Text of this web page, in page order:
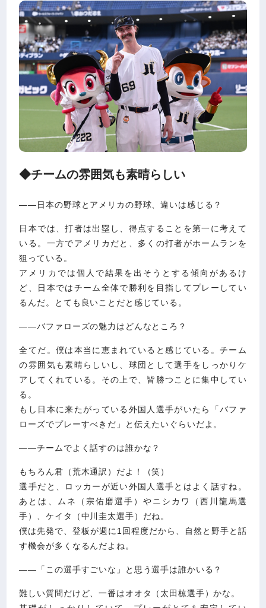
◆チームの雰囲気も素晴らしい
――日本の野球とアメリカの野球、違いは感じる？
日本では、打者は出塁し、得点することを第一に考えて
いる。一方でアメリカだと、多くの打者がホームランを
狙っている。
アメリカでは個人で結果を出そうとする傾向があるけ
ど、日本ではチーム全体で勝利を目指してプレーしてい
るんだ。とても良いことだと感じている。
――バファローズの魅力はどんなところ？
全てだ。僕は本当に恵まれていると感じている。チーム
の雰囲気も素晴らしいし、球団として選手をしっかりケ
アしてくれている。その上で、皆勝つことに集中してい
る。
もし日本に来たがっている外国人選手がいたら「バファ
ローズでプレーすべきだ」と伝えたいぐらいだよ。
――チームでよく話すのは誰かな？
もちろん君（荒木通訳）だよ！（笑）
選手だと、ロッカーが近い外国人選手とはよく話すね。
あとは、ムネ（宗佑磨選手）やニシカワ（西川龍馬選
手）、ケイタ（中川圭太選手）だね。
僕は先発で、登板が週に1回程度だから、自然と野手と話
す機会が多くなるんだよね。
――「この選手すごいな」と思う選手は誰かいる？
難しい質問だけど、一番はオオタ（太田椋選手）かな。